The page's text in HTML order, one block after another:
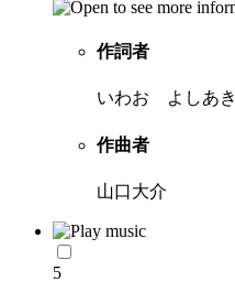
作詞者
いわお よしあき
作曲者
山口大介
5